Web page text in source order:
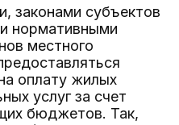
законами субъектов
нормативными
местного
оплату жилых
услуг за счет
бюджетов. Так,